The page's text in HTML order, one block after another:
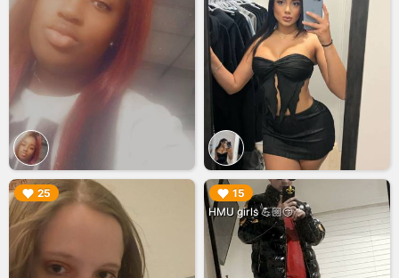
25
▶︎ 15
HMU girls 💪🏼😏
▶︎